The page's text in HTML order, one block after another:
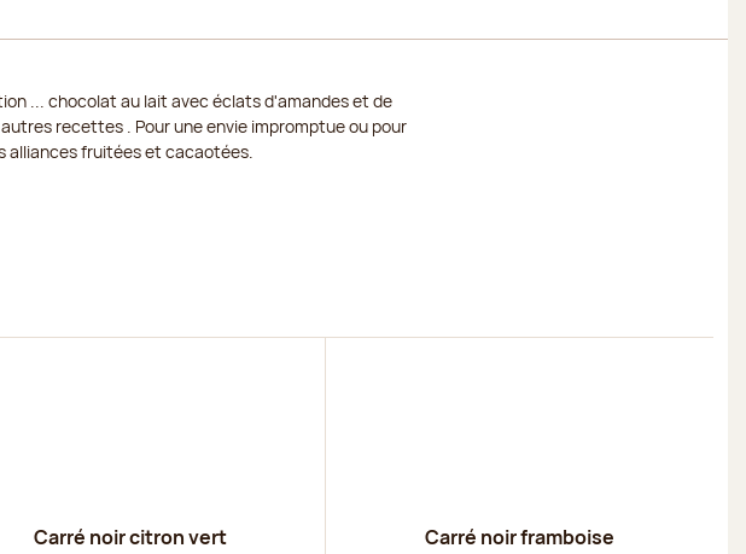
... chocolat au lait avec éclats d'amandes et de
recettes . Pour une envie impromptue ou pour
alliances fruitées et cacaotées.
Carré noir citron vert Carré noir framboise